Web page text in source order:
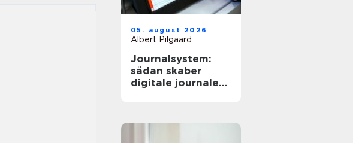
05. august 2026
Albert Pilgaard
Journalsystem:
sådan skaber
digitale journaler